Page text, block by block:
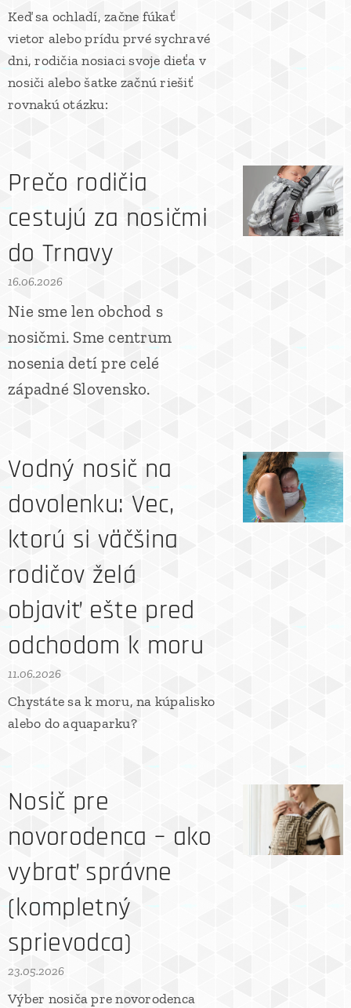
Keď sa ochladí, začne fúkať
vietor alebo prídu prvé sychravé
dni, rodičia nosiaci svoje dieťa v
nosiči alebo šatke začnú riešiť
rovnakú otázku:
Prečo rodičia
cestujú za nosičmi
do Trnavy
16.06.2026
Nie sme len obchod s
nosičmi. Sme centrum
nosenia detí pre celé
západné Slovensko.
Vodný nosič na
dovolenku: Vec,
ktorú si väčšina
rodičov želá
objaviť ešte pred
odchodom k moru
11.06.2026
Chystáte sa k moru, na kúpalisko
alebo do aquaparku?
Nosič pre
novorodenca – ako
vybrať správne
(kompletný
sprievodca)
23.05.2026
Výber nosiča pre novorodenca